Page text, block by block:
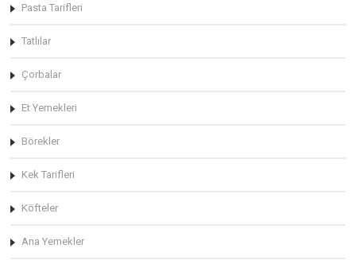
Pasta Tarifleri
Tatlılar
Çorbalar
Et Yemekleri
Börekler
Kek Tarifleri
Köfteler
Ana Yemekler